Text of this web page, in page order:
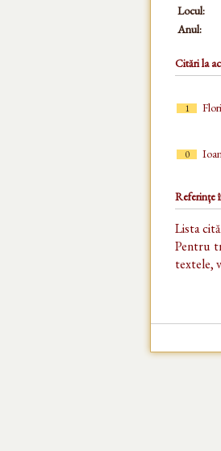
Locul:
Anul:
Citări la
1
0
Referințe
Lista
Pentru
textele,